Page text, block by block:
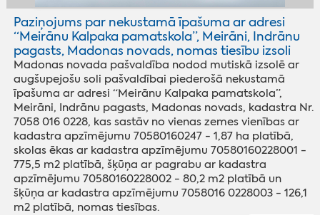
Paziņojums par nekustamā īpašuma ar adresi
“Meirānu Kalpaka pamatskola”, Meirāni, Indrānu
pagasts, Madonas novads, nomas tiesību izsoli
Madonas novada pašvaldība nodod mutiskā izsolē ar
augšupejošu soli pašvaldībai piederošā nekustamā
īpašuma ar adresi “Meirānu Kalpaka pamatskola”,
Meirāni, Indrānu pagasts, Madonas novads, kadastra Nr.
7058 016 0228, kas sastāv no vienas zemes vienības ar
kadastra apzīmējumu 70580160247 - 1,87 ha platībā,
skolas ēkas ar kadastra apzīmējumu 70580160228001 -
775,5 m2 platībā, šķūņa ar pagrabu ar kadastra
apzīmējumu 70580160228002 - 80,2 m2 platībā un
šķūņa ar kadastra apzīmējumu 7058016 0228003 - 126,1
m2 platībā, nomas tiesības.